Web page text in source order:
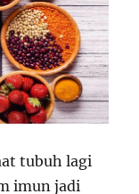
tubuh lagi
imun jadi